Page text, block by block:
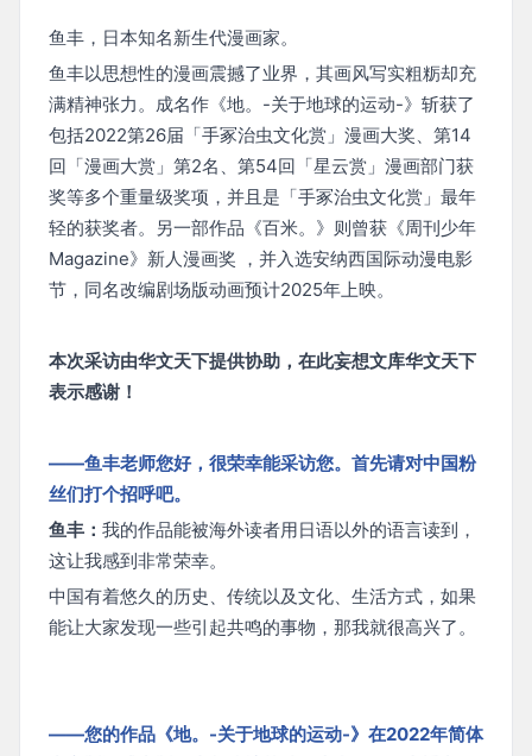
鱼丰，日本知名新生代漫画家。
鱼丰以思想性的漫画震撼了业界，其画风写实粗粝却充
满精神张力。成名作《地。-关于地球的运动-》斩获了
包括2022第26届「手冢治虫文化赏」漫画大奖、第14
回「漫画大赏」第2名、第54回「星云赏」漫画部门获
奖等多个重量级奖项，并且是「手冢治虫文化赏」最年
轻的获奖者。另一部作品《百米。》则曾获《周刊少年
Magazine》新人漫画奖 ，并入选安纳西国际动漫电影
节，同名改编剧场版动画预计2025年上映。
本次采访由华文天下提供协助，在此妄想文库华文天下
表示感谢！
——鱼丰老师您好，很荣幸能采访您。首先请对中国粉
丝们打个招呼吧。
鱼丰： 我的作品能被海外读者用日语以外的语言读到，
这让我感到非常荣幸。
中国有着悠久的历史、传统以及文化、生活方式，如果
能让大家发现一些引起共鸣的事物，那我就很高兴了。
——您的作品《地。-关于地球的运动-》在2022年简体